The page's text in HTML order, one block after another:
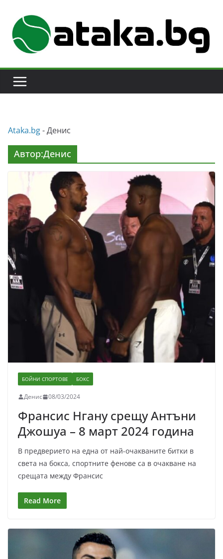
content
Аtaka.bg-Денис
Автор:Денис
БОЙНИ СПОРТОВЕ БОКС
Денис 08/03/2024
Франсис Нгану срещу Антъни
Джошуа – 8 март 2024 година
В предверието на една от най-очакваните битки в
света на бокса, спортните фенове са в очакване на
срещата между Франсис
Read More